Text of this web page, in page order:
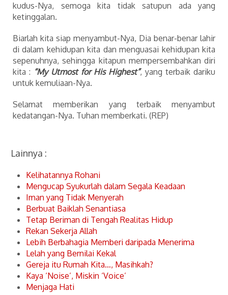
kudus-Nya, semoga kita tidak satupun ada yang
ketinggalan.
Biarlah kita siap menyambut-Nya, Dia benar-benar lahir
di dalam kehidupan kita dan menguasai kehidupan kita
sepenuhnya, sehingga kitapun mempersembahkan diri
kita : “My Utmost for His Highest”, yang terbaik dariku
untuk kemuliaan-Nya.
Selamat memberikan yang terbaik menyambut
kedatangan-Nya. Tuhan memberkati. (REP)
Lainnya :
Kelihatannya Rohani
Mengucap Syukurlah dalam Segala Keadaan
Iman yang Tidak Menyerah
Berbuat Baiklah Senantiasa
Tetap Beriman di Tengah Realitas Hidup
Rekan Sekerja Allah
Lebih Berbahagia Memberi daripada Menerima
Lelah yang Bernilai Kekal
Gereja itu Rumah Kita…, Masihkah?
Kaya ‘Noise’, Miskin ‘Voice’
Menjaga Hati